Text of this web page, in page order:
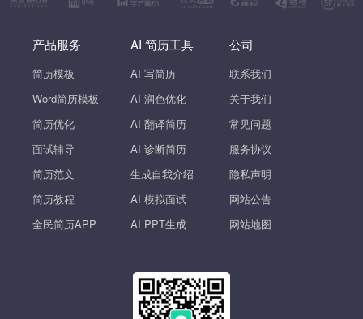
产品服务
简历模板
Word简历模板
简历优化
面试辅导
简历范文
简历教程
全民简历APP
AI 简历工具
AI 写简历
AI 润色优化
AI 翻译简历
AI 诊断简历
生成自我介绍
AI 模拟面试
AI PPT生成
公司
联系我们
关于我们
常见问题
服务协议
隐私声明
网站公告
网站地图